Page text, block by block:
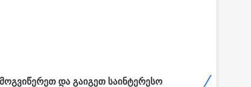
და გაიგეთ საინტერესო